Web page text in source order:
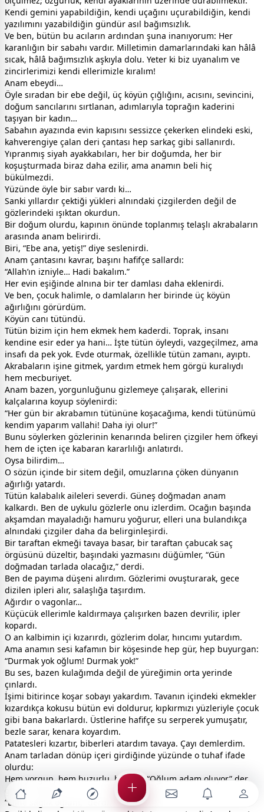
Kendi gemini yapabildiğin, kendi uçağını uçurabildiğin, kendi
yazılımını yazabildiğin gündür asıl bağımsızlık.
Ve ben, bütün bu acıların ardından şuna inanıyorum: Her
karanlığın bir sabahı vardır. Milletimin damarlarındaki kan hâlâ
sıcak, hâlâ bağımsızlık aşkıyla dolu. Yeter ki biz uyanalım ve
zincirlerimizi kendi ellerimizle kıralım!
Anam ebeydi…
Öyle sıradan bir ebe değil, üç köyün çığlığını, acısını, sevincini,
doğum sancılarını sırtlanan, adımlarıyla toprağın kaderini
taşıyan bir kadın…
Sabahın ayazında evin kapısını sessizce çekerken elindeki eski,
kahverengiye çalan deri çantası hep sarkaç gibi sallanırdı.
Yıpranmış siyah ayakkabıları, her bir doğumda, her bir
koşuşturmada biraz daha ezilir, ama anamın beli hiç
bükülmezdi.
Yüzünde öyle bir sabır vardı ki…
Sanki yıllardır çektiği yükleri alnındaki çizgilerden değil de
gözlerindeki ışıktan okurdun.
Bir doğum olurdu, kapının önünde toplanmış telaşlı akrabaların
arasında anam belirirdi.
Biri, “Ebe ana, yetiş!” diye seslenirdi.
Anam çantasını kavrar, başını hafifçe sallardı:
“Allah’ın izniyle… Hadi bakalım.”
Her evin eşiğinde alnına bir ter damlası daha eklenirdi.
Ve ben, çocuk halimle, o damlaların her birinde üç köyün
ağırlığını görürdüm.
Köyün canı tütündü.
Tütün bizim için hem ekmek hem kaderdi. Toprak, insanı
kendine esir eder ya hani… İşte tütün öyleydi, vazgeçilmez, ama
insafı da pek yok. Evde oturmak, özellikle tütün zamanı, ayıptı.
Akrabaların işine gitmek, yardım etmek hem görgü kuralıydı
hem mecburiyet.
Anam bazen, yorgunluğunu gizlemeye çalışarak, ellerini
kalçalarına koyup söylenirdi:
“Her gün bir akrabamın tütününe koşacağıma, kendi tütünümü
kendim yaparım vallahi! Daha iyi olur!”
Bunu söylerken gözlerinin kenarında beliren çizgiler hem öfkeyi
hem de içten içe kabaran kararlılığı anlatırdı.
Oysa bilirdim…
O sözün içinde bir sitem değil, omuzlarına çöken dünyanın
ağırlığı yatardı.
Tütün kalabalık aileleri severdi. Güneş doğmadan anam
kalkardı. Ben de uykulu gözlerle onu izlerdim. Ocağın başında
akşamdan mayaladığı hamuru yoğurur, elleri una bulandıkça
alnındaki çizgiler daha da belirginleşirdi.
Bir taraftan ekmeği tavaya basar, bir taraftan çabucak saç
örgüsünü düzeltir, başındaki yazmasını düğümler, “Gün
doğmadan tarlada olacağız,” derdi.
Ben de payıma düşeni alırdım. Gözlerimi ovuşturarak, gece
dizilen ipleri alır, salaşlığa taşırdım.
Ağırdır o vagonlar…
Küçücük ellerimle kaldırmaya çalışırken bazen devrilir, ipler
kopardı.
O an kalbimin içi kızarırdı, gözlerim dolar, hıncımı yutardım.
Ama anamın sesi kafamın bir köşesinde hep gür, hep buyurgan:
“Durmak yok oğlum! Durmak yok!”
Bu ses, bazen kulağımda değil de yüreğimin orta yerinde
çınlardı.
İşimi bitirince koşar sobayı yakardım. Tavanın içindeki ekmekler
kızardıkça kokusu bütün evi doldurur, kıpkırmızı yüzleriyle çocuk
gibi bana bakarlardı. Üstlerine hafifçe su serperek yumuşatır,
bezle sarar, kenara koyardım.
Patatesleri kızartır, biberleri atardım tavaya. Çayı demlerdim.
Anam tarladan dönüp içeri girdiğinde yüzünde o tuhaf ifade
olurdu:
Hem yorgun, hem huzurlu, hem de “Oğlum adam oluyor” der
gibi bir bakış…
“Eline sağlık oğlum,” derdi.